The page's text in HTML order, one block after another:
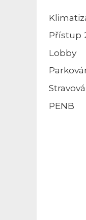
Přístup
Lobby
PENB